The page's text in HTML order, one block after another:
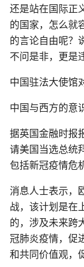
还是站在国际正
的国家，怎么就
的言论自由呢？
不问是非，更是
中国驻法大使馆
中国与西方的意
据英国金融时报
请美国当选总统
包括新冠疫情危
消息人士表示，
战，该计划是在
的，涉及未来跨
冠肺炎疫情，促
和共同价值观，